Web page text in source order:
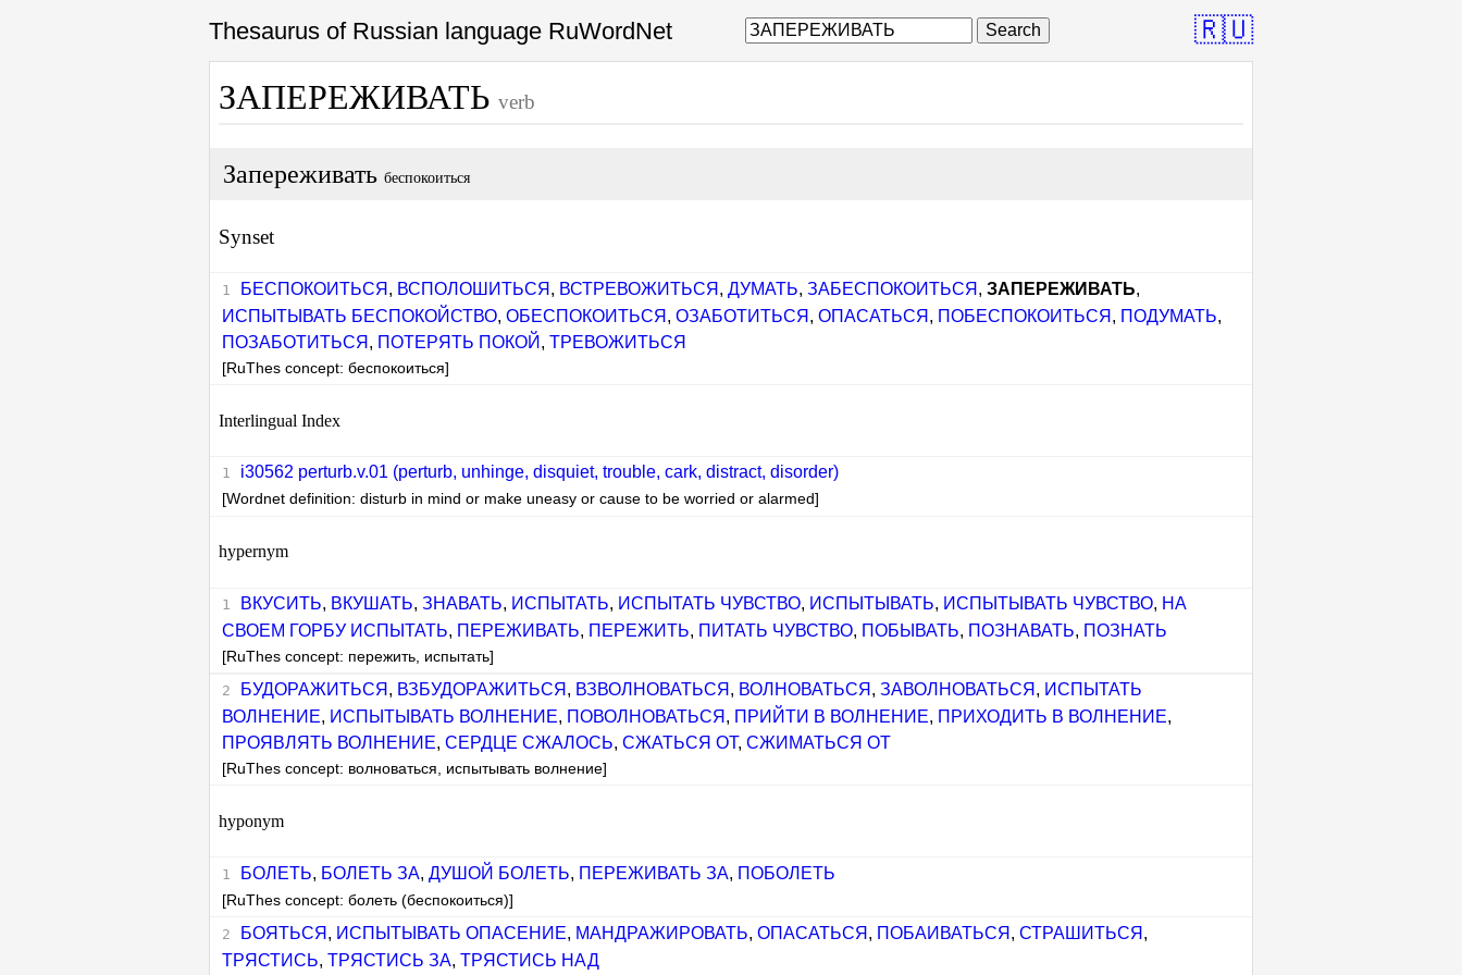
Thesaurus of Russian language RuWordNet Search 🇷🇺
ЗАПЕРЕЖИВАТЬ verb
Запереживать беспокоиться
Synset
БЕСПОКОИТЬСЯ , ВСПОЛОШИТЬСЯ , ВСТРЕВОЖИТЬСЯ , ДУМАТЬ, ЗАБЕСПОКОИТЬСЯ , ЗАПЕРЕЖИВАТЬ,
ИСПЫТЫВАТЬ БЕСПОКОЙСТВО,ОБЕСПОКОИТЬСЯ ,ОЗАБОТИТЬСЯ ,ОПАСАТЬСЯ , ПОБЕСПОКОИТЬСЯ , ПОДУМАТЬ,
ПОЗАБОТИТЬСЯ , ПОТЕРЯТЬ ПОКОЙ ,ТРЕВОЖИТЬСЯ
[RuThes concept: беспокоиться]
Interlingual Index
i30562 perturb.v.01 (perturb, unhinge, disquiet, trouble, cark, distract, disorder)
[Wordnet definition: disturb in mind or make uneasy or cause to be worried or alarmed]
hypernym
ВКУСИТЬ, ВКУШАТЬ, ЗНАВАТЬ, ИСПЫТАТЬ, ИСПЫТАТЬ ЧУВСТВО, ИСПЫТЫВАТЬ, ИСПЫТЫВАТЬ ЧУВСТВО, НА
СВОЕМ ГОРБУ ИСПЫТАТЬ, ПЕРЕЖИВАТЬ, ПЕРЕЖИТЬ, ПИТАТЬ ЧУВСТВО, ПОБЫВАТЬ, ПОЗНАВАТЬ, ПОЗНАТЬ
[RuThes concept: пережить, испытать]
БУДОРАЖИТЬСЯ , ВЗБУДОРАЖИТЬСЯ , ВЗВОЛНОВАТЬСЯ , ВОЛНОВАТЬСЯ , ЗАВОЛНОВАТЬСЯ , ИСПЫТАТЬ
ВОЛНЕНИЕ, ИСПЫТЫВАТЬ ВОЛНЕНИЕ, ПОВОЛНОВАТЬСЯ , ПРИЙТИ В ВОЛНЕНИЕ, ПРИХОДИТЬ В ВОЛНЕНИЕ,
ПРОЯВЛЯТЬ ВОЛНЕНИЕ,СЕРДЦЕ СЖАЛОСЬ,СЖАТЬСЯ ОТ,СЖИМАТЬСЯ ОТ
[RuThes concept: волноваться, испытывать волнение]
hyponym
БОЛЕТЬ, БОЛЕТЬ ЗА, ДУШОЙ БОЛЕТЬ, ПЕРЕЖИВАТЬ ЗА, ПОБОЛЕТЬ
[RuThes concept: болеть (беспокоиться)]
БОЯТЬСЯ , ИСПЫТЫВАТЬ ОПАСЕНИЕ, МАНДРАЖИРОВАТЬ, ОПАСАТЬСЯ , ПОБАИВАТЬСЯ , СТРАШИТЬСЯ ,
ТРЯСТИСЬ,ТРЯСТИСЬ ЗА,ТРЯСТИСЬ НАД